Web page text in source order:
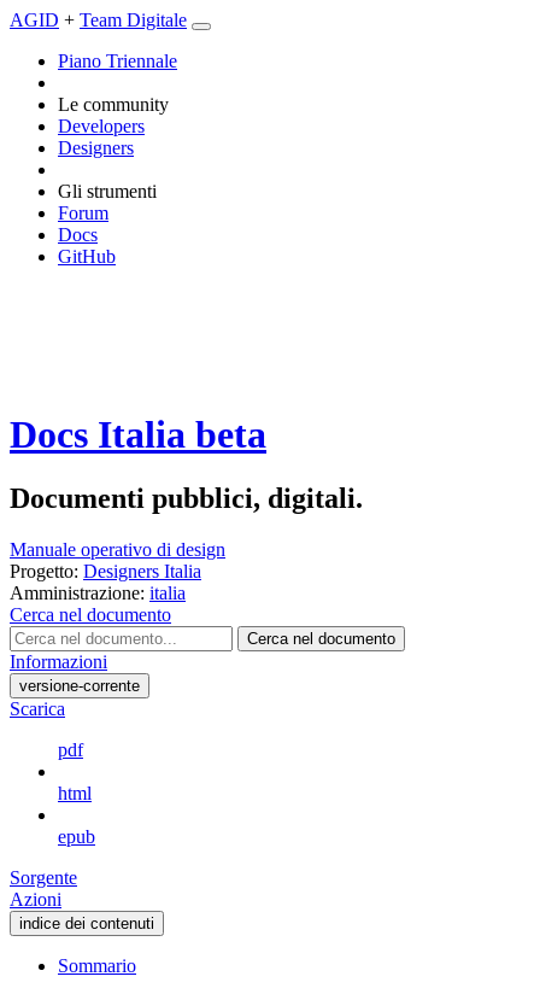
AGID + Team Digitale
Piano Triennale
Le community
Developers
Designers
Gli strumenti
Forum
Docs
GitHub
Docs Italia beta
Documenti pubblici, digitali.
Manuale operativo di design
Progetto: Designers Italia
Amministrazione: italia
Cerca nel documento
Cerca nel documento
Informazioni
versione-corrente
Scarica
pdf
html
epub
Sorgente
Azioni
indice dei contenuti
Sommario